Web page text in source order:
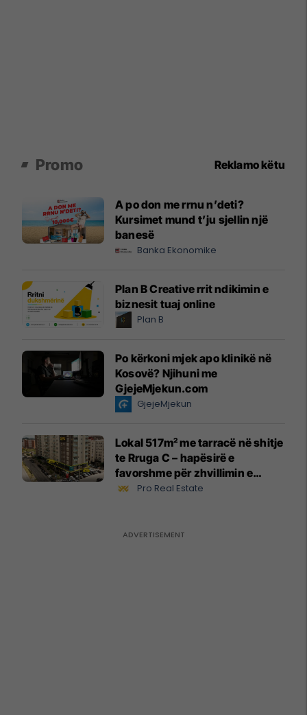
Promo Reklamo këtu
A po don me rrnu n’deti?
Kursimet mund t’ju sjellin një
banesë
Banka Ekonomike
Plan B Creative rrit ndikimin e
biznesit tuaj online
Plan B
Po kërkoni mjek apo klinikë në
Kosovë? Njihuni me
GjejeMjekun.com
GjejeMjekun
Lokal 517m² me tarracë në shitje
te Rruga C – hapësirë e
favorshme për zhvillimin e
biznesit #15796
Pro Real Estate